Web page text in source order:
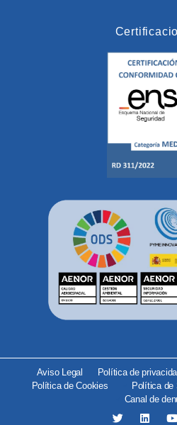
Aviso Legal
Política de
Política de Cookies
Política de
Canal de